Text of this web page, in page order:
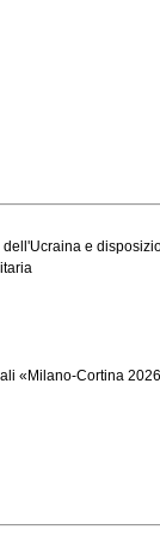
e
«Milano-Cortina 2026